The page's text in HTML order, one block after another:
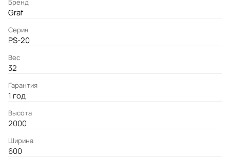
Бренд
Graf
Серия
PS-20
Вес
32
Гарантия
1 год
Высота
2000
Ширина
600